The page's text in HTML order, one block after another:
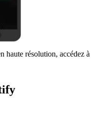
haute résolution, accédez à